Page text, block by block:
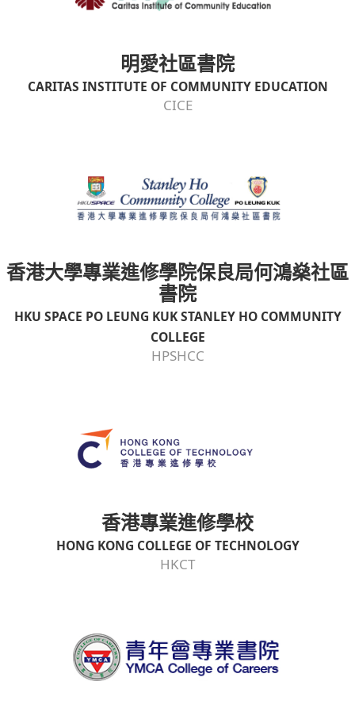
明愛社區書院
CARITAS INSTITUTE OF COMMUNITY EDUCATION
CICE
香港大學專業進修學院保良局何鴻燊社區
書院
HKU SPACE PO LEUNG KUK STANLEY HO COMMUNITY
COLLEGE
HPSHCC
香港專業進修學校
HONG KONG COLLEGE OF TECHNOLOGY
HKCT